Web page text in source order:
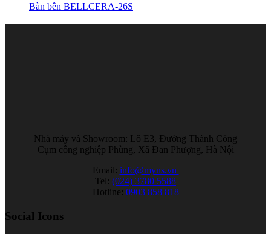
Bàn bên BELLCERA-26S
Nhà máy và Showroom: Lô E3, Đường Thành Công
Cụm công nghiệp Phùng, Xã Đan Phượng, Hà Nội
Email: info@myns.vn
Tel: (024) 3780 5588
Hotline: 0903 858 818
Social Icons